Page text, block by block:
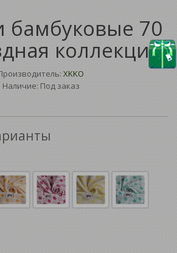
бамбуковые 70
коллекция
XKKO
Наличие: Под заказ